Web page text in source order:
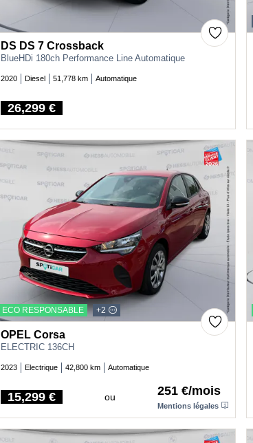
DS DS 7 Crossback
BlueHDi 180ch Performance Line Automatique
2020 Diesel 51,778 km Automatique
Price
26,299 €
ECO RESPONSABLE +2
OPEL Corsa
ELECTRIC 136CH
2023 Electrique 42,800 km Automatique
Price
15,299 € ou 251 €/mois
Mentions légales